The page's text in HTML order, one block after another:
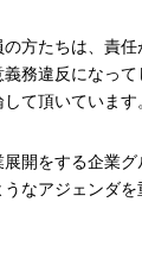
方たちは、責任
務違反になっ
て頂いています
開をする企業
なアジェンダ